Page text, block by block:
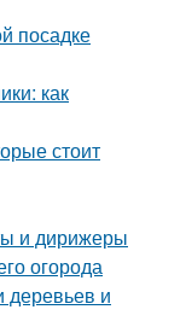
посадке
как
стоит
и дирижеры
огорода
деревьев и